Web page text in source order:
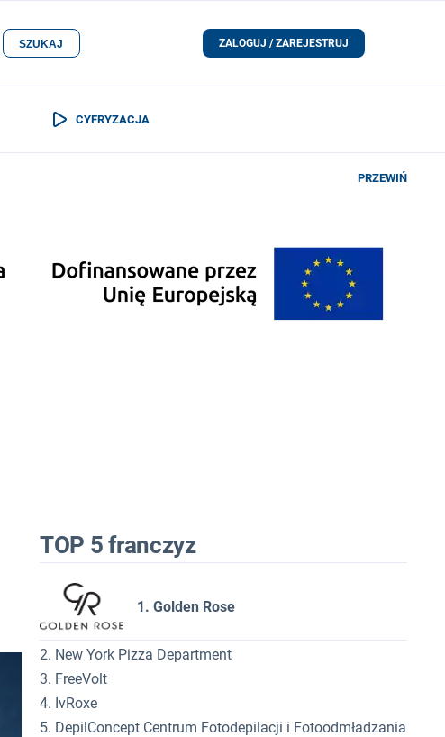
SZUKAJ ZALOGUJ / ZAREJESTRUJ
CYFRYZACJA
PRZEWIŃ
TOP 5 franczyz
1. Golden Rose
2. New York Pizza Department
3. FreeVolt
4. IvRoxe
5. DepilConcept Centrum Fotodepilacji i Fotoodmładzania